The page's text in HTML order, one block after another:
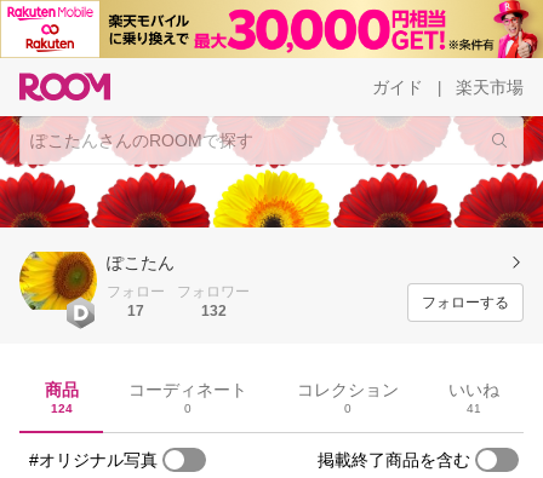
ガイド 楽天市場
ぽこたん
フォロー
17
フォロワー
132
フォローする
商品
124
コーディネート
0
コレクション
0
いいね
41
#オリジナル写真 掲載終了商品を含む